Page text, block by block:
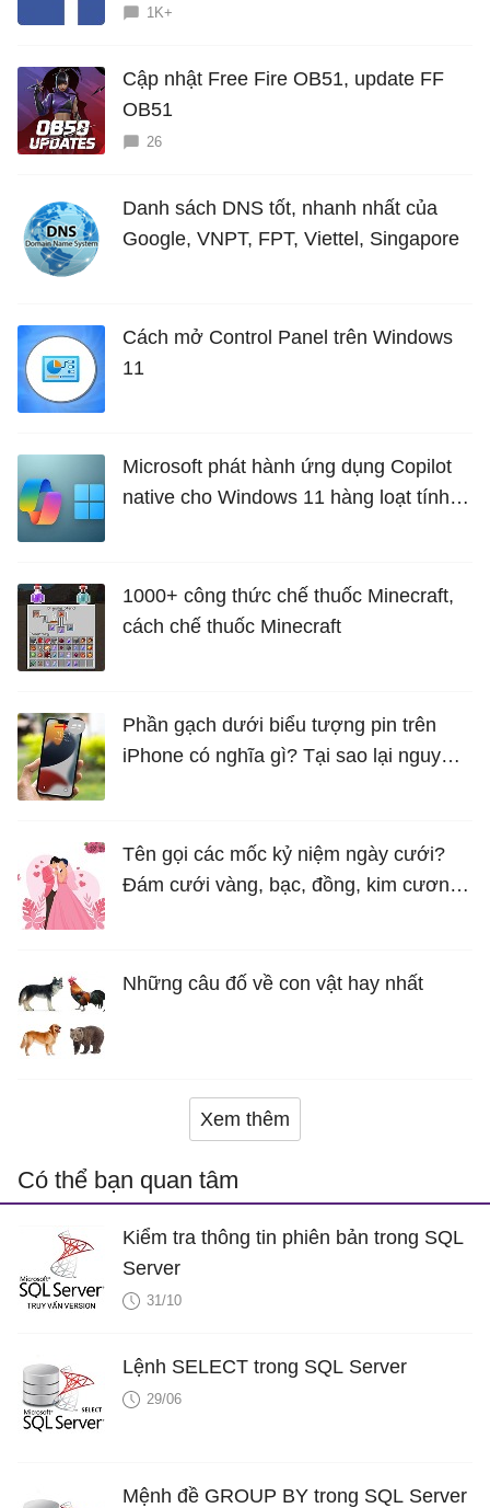
1K+
Cập nhật Free Fire OB51, update FF
OB51
26
Danh sách DNS tốt, nhanh nhất của
Google, VNPT, FPT, Viettel, Singapore
Cách mở Control Panel trên Windows
11
Microsoft phát hành ứng dụng Copilot
native cho Windows 11 hàng loạt tính
1000+ công thức chế thuốc Minecraft,
cách chế thuốc Minecraft
Phần gạch dưới biểu tượng pin trên
iPhone có nghĩa gì? Tại sao lại nguy
Tên gọi các mốc kỷ niệm ngày cưới?
Đám cưới vàng, bạc, đồng, kim cương
Những câu đố về con vật hay nhất
Xem thêm
Có thể bạn quan tâm
Kiểm tra thông tin phiên bản trong SQL
Server
31/10
Lệnh SELECT trong SQL Server
29/06
Mệnh đề GROUP BY trong SQL Server